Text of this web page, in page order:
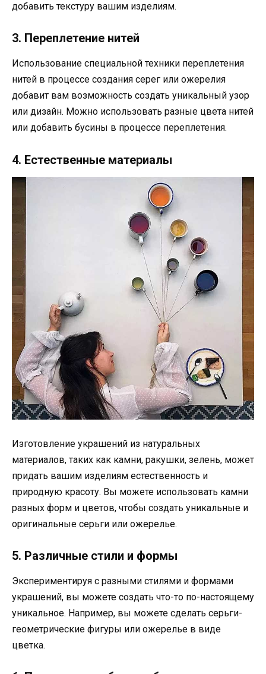
добавить текстуру вашим изделиям.
3. Переплетение нитей
Использование специальной техники переплетения
нитей в процессе создания серег или ожерелия
добавит вам возможность создать уникальный узор
или дизайн. Можно использовать разные цвета нитей
или добавить бусины в процессе переплетения.
4. Естественные материалы
Изготовление украшений из натуральных
материалов, таких как камни, ракушки, зелень, может
придать вашим изделиям естественность и
природную красоту. Вы можете использовать камни
разных форм и цветов, чтобы создать уникальные и
оригинальные серьги или ожерелье.
5. Различные стили и формы
Экспериментируя с разными стилями и формами
украшений, вы можете создать что-то по-настоящему
уникальное. Например, вы можете сделать серьги-
геометрические фигуры или ожерелье в виде
цветка.